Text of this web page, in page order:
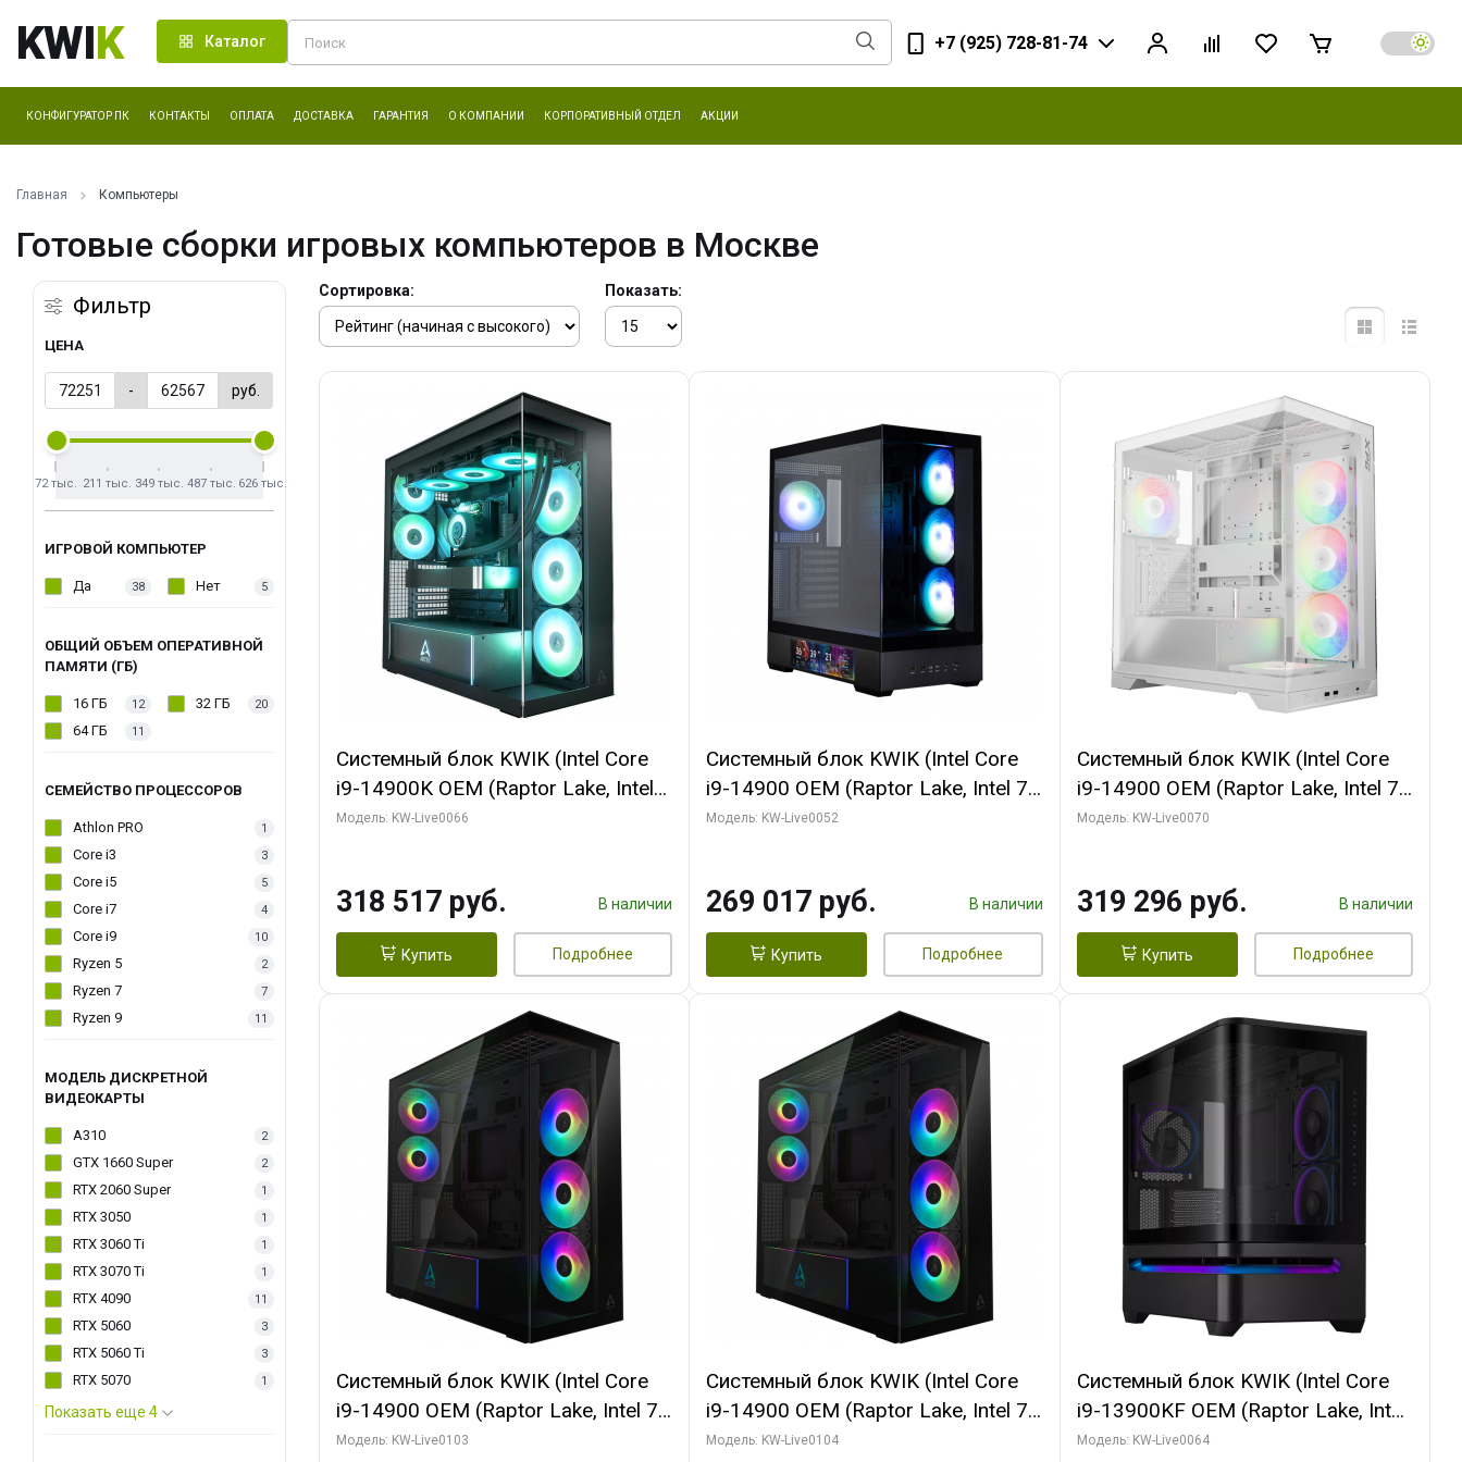
KWIK Каталог +7 (925) 728-81-74
КОНФИГУРАТОР ПК КОНТАКТЫ ОПЛАТА ДОСТАВКА ГАРАНТИЯ О КОМПАНИИ КОРПОРАТИВНЫЙ ОТДЕЛ АКЦИИ
Главная Компьютеры
Готовые сборки игровых компьютеров в Москве
Фильтр
ЦЕНА
- руб.
72 тыс. 211 тыс. 349 тыс. 487 тыс. 626 тыс.
ИГРОВОЙ КОМПЬЮТЕР
Да 38 Нет 5
ОБЩИЙ ОБЪЕМ ОПЕРАТИВНОЙ
ПАМЯТИ (ГБ)
16 ГБ 12 32 ГБ 20
64 ГБ 11
СЕМЕЙСТВО ПРОЦЕССОРОВ
Athlon PRO 1
Core i3 3
Core i5 5
Core i7 4
Core i9 10
Ryzen 5 2
Ryzen 7 7
Ryzen 9 11
МОДЕЛЬ ДИСКРЕТНОЙ
ВИДЕОКАРТЫ
A310 2
GTX 1660 Super 2
RTX 2060 Super 1
RTX 3050 1
RTX 3060 Ti 1
RTX 3070 Ti 1
RTX 4090 11
RTX 5060 3
RTX 5060 Ti 3
RTX 5070 1
Показать еще 4
Сортировка: Показать:
Системный блок KWIK (Intel Core
i9-14900K OEM (Raptor Lake, Intel
7, C24 16EC/8PC/ 64 ГБ ОЗУ (2
GDDR7 256bit/ 1 ТБ SSD)
Модель: KW-Live0066
318 517 руб. В наличии
Купить Подробнее
Системный блок KWIK (Intel Core
i9-14900 OEM (Raptor Lake, Intel 7,
C24 16EC/8PC// 64 ГБ ОЗУ (2
256bit 3xDP HD/ 512 ГБ SSD)
Модель: KW-Live0052
269 017 руб. В наличии
Купить Подробнее
Системный блок KWIK (Intel Core
i9-14900 OEM (Raptor Lake, Intel 7,
C24 16EC/8PC// 64 ГБ ОЗУ (2
GDDR7 256bit/ 960 ГБ SSD)
Модель: KW-Live0070
319 296 руб. В наличии
Купить Подробнее
Системный блок KWIK (Intel Core
i9-14900 OEM (Raptor Lake, Intel 7,
C24 16EC/8PC// 64 ГБ ОЗУ (2
Модель: KW-Live0103
Системный блок KWIK (Intel Core
i9-14900 OEM (Raptor Lake, Intel 7,
C24 16EC/8PC// 64 ГБ ОЗУ (2
Модель: KW-Live0104
Системный блок KWIK (Intel Core
i9-13900KF OEM (Raptor Lake, Intel
7, C24 16EC/8P/ 64 ГБ ОЗУ (2
Модель: KW-Live0064